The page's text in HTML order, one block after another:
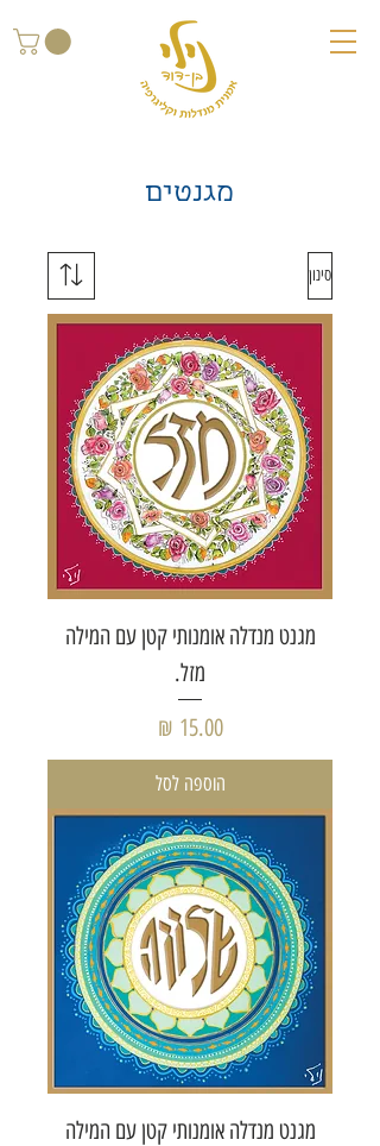
מגנטים
סינון
מגנט מנדלה אומנותי קטן עם המילה
מזל.
מחיר‏15.00 ‏₪
הוספה לסל
מגנט מנדלה אומנותי קטן עם המילה